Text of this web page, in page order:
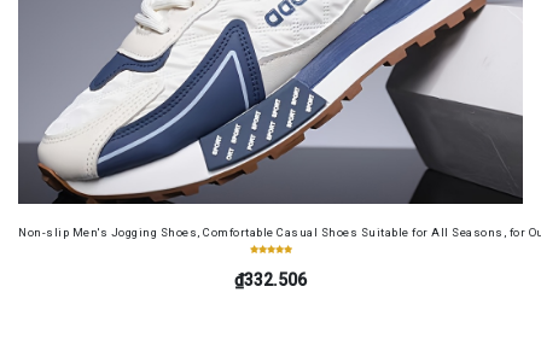
Non-slip Men's Jogging Shoes, Comfortable Casual Shoes Suitable for All Seasons, for
₫332.506